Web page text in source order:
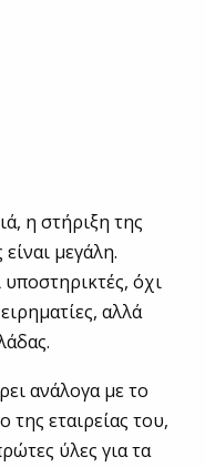
η στήριξη της
μεγάλη.
υποστηρικτές, όχι
αλλά
ανάλογα με το
της εταιρείας του,
ύλες για τα